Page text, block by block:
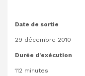
Date de sortie
29 décembre 2010
Durée d'exécution
112 minutes